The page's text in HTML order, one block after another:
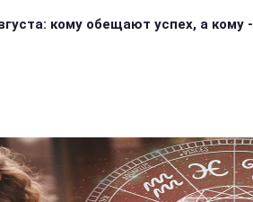
кому обещают успех, а кому -